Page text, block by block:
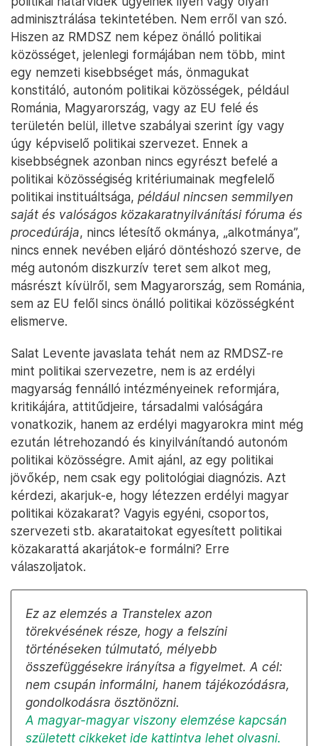
adminisztrálása tekintetében. Nem erről van szó.
Hiszen az RMDSZ nem képez önálló politikai
közösséget, jelenlegi formájában nem több, mint
egy nemzeti kisebbséget más, önmagukat
konstitáló, autonóm politikai közösségek, például
Románia, Magyarország, vagy az EU felé és
területén belül, illetve szabályai szerint így vagy
úgy képviselő politikai szervezet. Ennek a
kisebbségnek azonban nincs egyrészt befelé a
politikai közösségiség kritériumainak megfelelő
politikai instituáltsága, például nincsen semmilyen
saját és valóságos közakaratnyilvánítási fóruma és
procedúrája, nincs létesítő okmánya, „alkotmánya”,
nincs ennek nevében eljáró döntéshozó szerve, de
még autonóm diszkurzív teret sem alkot meg,
másrészt kívülről, sem Magyarország, sem Románia,
sem az EU felől sincs önálló politikai közösségként
elismerve.
Salat Levente javaslata tehát nem az RMDSZ-re
mint politikai szervezetre, nem is az erdélyi
magyarság fennálló intézményeinek reformjára,
kritikájára, attitűdjeire, társadalmi valóságára
vonatkozik, hanem az erdélyi magyarokra mint még
ezután létrehozandó és kinyilvánítandó autonóm
politikai közösségre. Amit ajánl, az egy politikai
jövőkép, nem csak egy politológiai diagnózis. Azt
kérdezi, akarjuk-e, hogy létezzen erdélyi magyar
politikai közakarat? Vagyis egyéni, csoportos,
szervezeti stb. akarataitokat egyesített politikai
közakarattá akarjátok-e formálni? Erre
válaszoljatok.
Ez az elemzés a Transtelex azon
törekvésének része, hogy a felszíni
történéseken túlmutató, mélyebb
összefüggésekre irányítsa a figyelmet. A cél:
nem csupán informálni, hanem tájékozódásra,
gondolkodásra ösztönözni.
A magyar-magyar viszony elemzése kapcsán
született cikkeket ide kattintva lehet olvasni.